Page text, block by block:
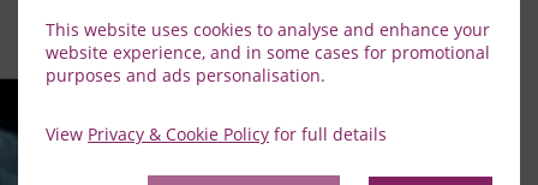
This website uses cookies to analyse and enhance your
website experience, and in some cases for promotional
purposes and ads personalisation.
View Privacy & Cookie Policy for full details
pittoresques du magnifique Sud-Ouest du pays.